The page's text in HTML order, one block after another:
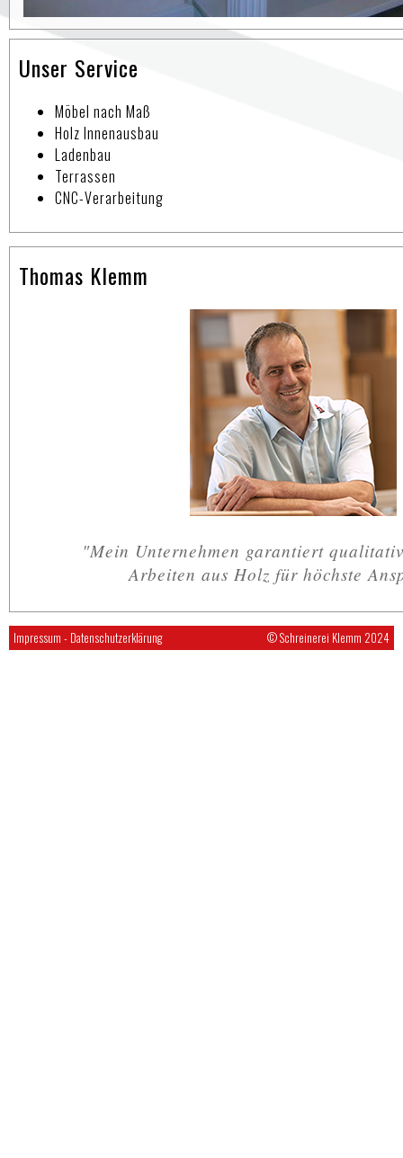
Unser Service
Möbel nach Maß
Holz Innenausbau
Ladenbau
Terrassen
CNC-Verarbeitung
Thomas Klemm
"Mein Unternehmen garantiert
Arbeiten aus Holz für höchste
© Schreinerei Klemm 2024
Impressum - Datenschutzerklärung